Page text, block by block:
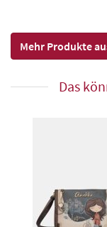
Mehr Produkte
Das